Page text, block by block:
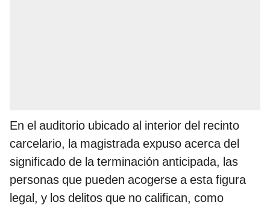
En el auditorio ubicado al interior del recinto
carcelario, la magistrada expuso acerca del
significado de la terminación anticipada, las
personas que pueden acogerse a esta figura
legal, y los delitos que no califican, como